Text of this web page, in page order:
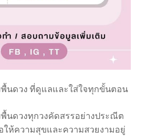
นดวง ที่ดูแลและใส่ใจทุกขั้นตอน
นดวงทุกวงคัดสรรอย่างประณีต
ให้ความสุขและความสวยงามอยู่